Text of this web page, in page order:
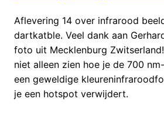
Aflevering 14 over infrarood
dartkatble. Veel dank aan
foto uit Mecklenburg
niet alleen zien hoe je de 700
een geweldige
je een hotspot verwijdert.